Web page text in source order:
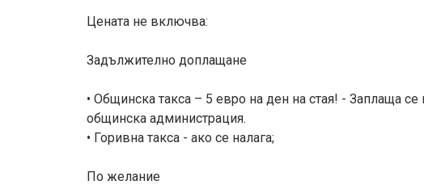
Цената не включва:
Задължително доплащане
• Общинска такса – 5 евро на ден на стая! - Заплаща
общинска администрация.
• Горивна такса - ако се налага;
По желание